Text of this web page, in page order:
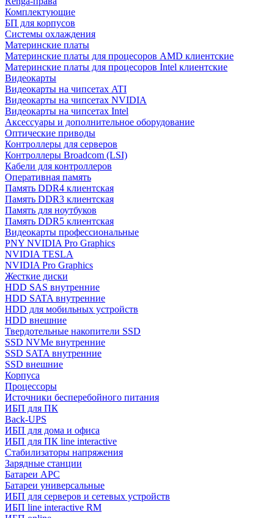
Комплектующие
БП для корпусов
Системы охлаждения
Материнские платы
Материнские платы для процесоров AMD клиентские
Материнские платы для процесоров Intel клиентские
Видеокарты
Видеокарты на чипсетах ATI
Видеокарты на чипсетах NVIDIA
Видеокарты на чипсетах Intel
Аксессуары и дополнительное оборудование
Оптические приводы
Контроллеры для серверов
Контроллеры Broadcom (LSI)
Кабели для контроллеров
Оперативная память
Память DDR4 клиентская
Память DDR3 клиентская
Память для ноутбуков
Память DDR5 клиентская
Видеокарты профессиональные
PNY NVIDIA Pro Graphics
NVIDIA TESLA
NVIDIA Pro Graphics
Жесткие диски
HDD SAS внутренние
HDD SATA внутренние
HDD для мобильных устройств
HDD внешние
Твердотельные накопители SSD
SSD NVMe внутренние
SSD SATA внутренние
SSD внешние
Корпуса
Процессоры
Источники бесперебойного питания
ИБП для ПК
Back-UPS
ИБП для дома и офиса
ИБП для ПК linе interactive
Стабилизаторы напряжения
Зарядные станции
Батареи APC
Батареи универсальные
ИБП для серверов и сетевых устройств
ИБП line interactive RM